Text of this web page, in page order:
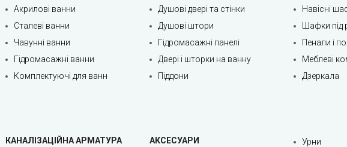
Акрилові ванни
Сталеві ванни
Чавунні ванни
Гідромасажні ванни
Комплектуючі для ванн
Душові двері та стінки
Душові штори
Гідромасажні панелі
Двері і шторки на ванну
Піддони
Навісні
Шафки під
Пенали і
Меблеві
Дзеркала
КАНАЛІЗАЦІЙНА АРМАТУРА АКСЕСУАРИ
Урни